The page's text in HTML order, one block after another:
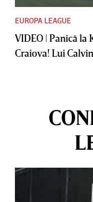
EUROPA LEAGUE
VIDEO | Panică la
Craiova! Lui